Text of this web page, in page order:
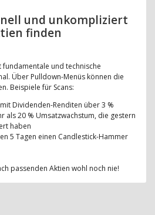
und unkompliziert
finden
fundamentale und technische
Über Pulldown-Menüs können die
Beispiele für Scans:
Dividenden-Renditen über 3 %
als 20 % Umsatzwachstum, die gestern
haben
5 Tagen einen Candlestick-Hammer
passenden Aktien wohl noch nie!